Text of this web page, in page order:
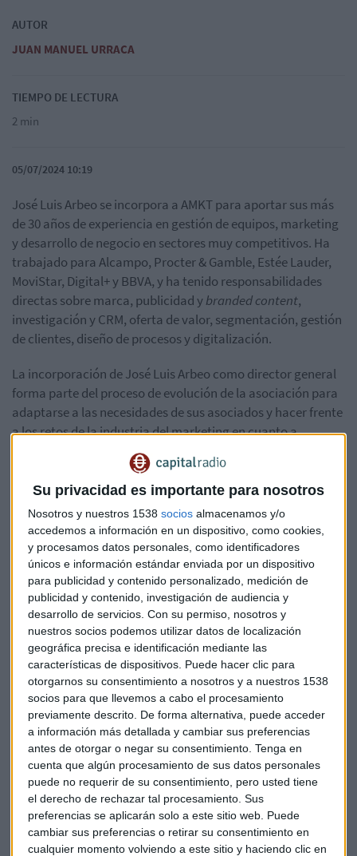
Su privacidad es importante para nosotros
Nosotros y nuestros 1538 socios almacenamos y/o
accedemos a información en un dispositivo, como cookies,
y procesamos datos personales, como identificadores
únicos e información estándar enviada por un dispositivo
para publicidad y contenido personalizado, medición de
publicidad y contenido, investigación de audiencia y
desarrollo de servicios. Con su permiso, nosotros y
nuestros socios podemos utilizar datos de localización
geográfica precisa e identificación mediante las
características de dispositivos. Puede hacer clic para
otorgarnos su consentimiento a nosotros y a nuestros 1538
socios para que llevemos a cabo el procesamiento
previamente descrito. De forma alternativa, puede acceder
a información más detallada y cambiar sus preferencias
antes de otorgar o negar su consentimiento. Tenga en
cuenta que algún procesamiento de sus datos personales
puede no requerir de su consentimiento, pero usted tiene
el derecho de rechazar tal procesamiento. Sus
preferencias se aplicarán solo a este sitio web. Puede
cambiar sus preferencias o retirar su consentimiento en
cualquier momento volviendo a este sitio y haciendo clic en
AUTOR
JUAN MANUEL URRACA
TIEMPO DE LECTURA
2 min
05/07/2024 10:19
José Luis Arbeo se incorpora a AMKT para aportar sus más
de 30 años de experiencia en gestión de equipos, marketing
y desarrollo de negocio en sectores muy competitivos. Ha
trabajado para Alcampo, Procter & Gamble, Estée Lauder,
MoviStar, Digital+ y BBVA, y ha tenido responsabilidades
directas sobre marca, publicidad ybranded content,
investigación y CRM, oferta de valor, segmentación, gestión
de clientes, diseño de procesos y digitalización.
La incorporación de José Luis Arbeo como director general
forma parte del proceso de evolución de la asociación para
adaptarse a las necesidades de sus asociados y hacer frente
a los retos de la industria del marketing en cuanto a
regulación, sostenibilidad, tecnología o impacto de la
inteligencia artificial, entre otros.
la AMKT, que preside Enrique Arribas.
En la misma línea de afrontar un futuro más ambicioso para
AMKT, Víctor asume la dirección del Encuentro Internacional
de Marketing de AMKT, cuya celebración se prevé para los
primeros meses de 2025, así como las relaciones
institucionales de AMKT con Latam.
Arbeo trabaja comoSenior Advisory consultor
independiente desde 2020. Ha desarrollado proyectos de
marketing y experiencia cliente para compañías de
telecomunicaciones, moda, salud, energía, banca,retail
comunicación. Desde 2021 es director académico del
Programa Ejecutivo de Customer Experience de IE Executive
Education y miembro del comité ejecutivo de la Asociación
de Agencias de Creatividad Transformadora.
Es licenciado en CC Económicas por la Universidad